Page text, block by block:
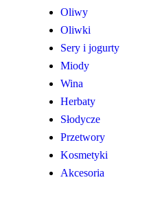
Oliwy
Oliwki
Sery i jogurty
Miody
Wina
Herbaty
Słodycze
Przetwory
Kosmetyki
Akcesoria